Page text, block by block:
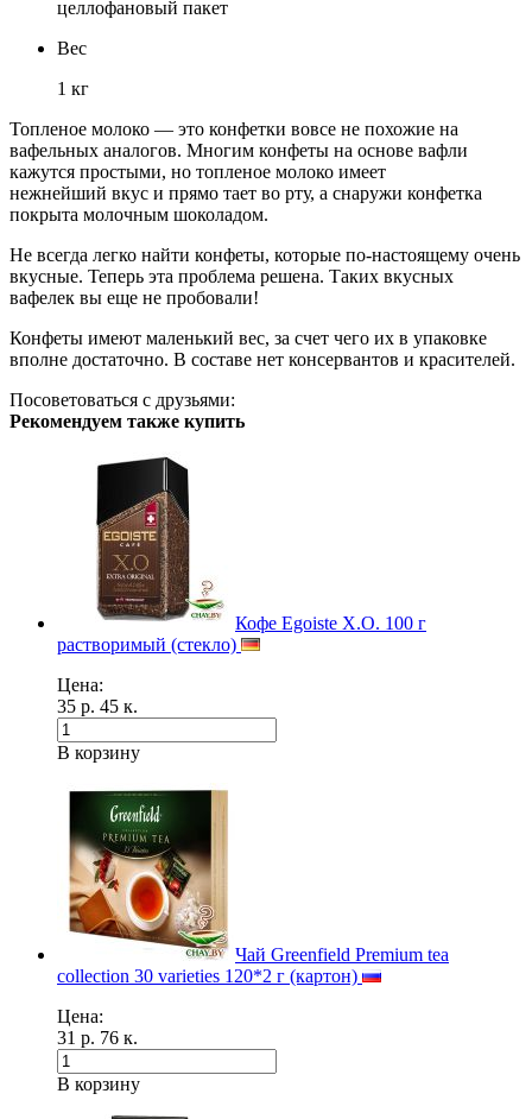
целлофановый пакет
Вес
1 кг
Топленое молоко — это конфетки вовсе не похожие на
вафельных аналогов. Многим конфеты на основе вафли
кажутся простыми, но топленое молоко имеет
нежнейший вкус и прямо тает во рту, а снаружи конфетка
покрыта молочным шоколадом.
Не всегда легко найти конфеты, которые по-настоящему очень
вкусные. Теперь эта проблема решена. Таких вкусных
вафелек вы еще не пробовали!
Конфеты имеют маленький вес, за счет чего их в упаковке
вполне достаточно. В составе нет консервантов и красителей.
Посоветоваться с друзьями:
Рекомендуем также купить
Кофе Egoiste X.O. 100 г
растворимый (стекло)
Цена:
35 р. 45 к.
В корзину
Чай Greenfield Premium tea
collection 30 varieties 120*2 г (картон)
Цена:
31 р. 76 к.
В корзину